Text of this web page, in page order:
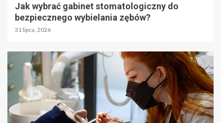
Jak wybrać gabinet stomatologiczny do
bezpiecznego wybielania zębów?
31 lipca, 2026